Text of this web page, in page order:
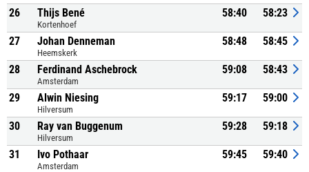
26 Thijs Bené
Kortenhoef
58:40 58:23
27 Johan Denneman
Heemskerk
58:48 58:45
28 Ferdinand Aschebrock
Amsterdam
59:08 58:43
29 Alwin Niesing
Hilversum
59:17 59:00
30 Ray van Buggenum
Hilversum
59:28 59:18
31 Ivo Pothaar
Amsterdam
59:45 59:40